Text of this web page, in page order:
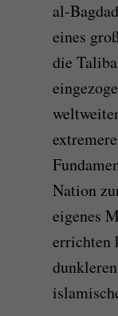
al-
eines
die
Nation
eigenes
errichten